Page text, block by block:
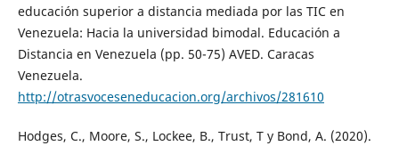
educación superior a distancia mediada por las TIC en
Venezuela: Hacia la universidad bimodal. Educación a
Distancia en Venezuela (pp. 50-75) AVED. Caracas
Venezuela.
http://otrasvoceseneducacion.org/archivos/281610
Hodges, C., Moore, S., Lockee, B., Trust, T y Bond, A. (2020).